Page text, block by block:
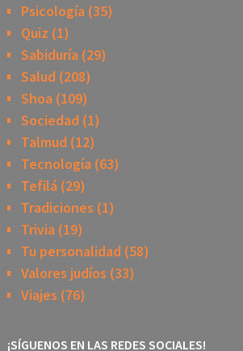
Psicología(35)
Quiz (1)
Sabiduría(29)
Salud (208)
Shoa(109)
Sociedad(1)
Talmud (12)
Tecnología(63)
Tefilá(29)
Tradiciones (1)
Trivia(19)
Tu personalidad(58)
Valores judíos (33)
Viajes (76)
¡SÍGUENOS EN LAS REDES SOCIALES!